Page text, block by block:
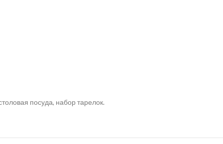
посуда, набор тарелок.